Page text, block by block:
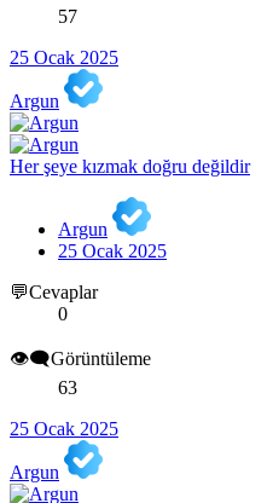
57
25 Ocak 2025
Argun
Her şeye kızmak doğru değildir
Argun
25 Ocak 2025
💬Cevaplar
0
👁️‍🗨️Görüntüleme
63
25 Ocak 2025
Argun